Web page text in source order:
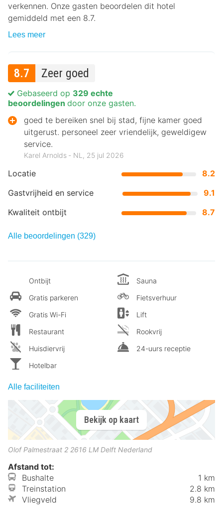
verkennen. Onze gasten beoordelen dit hotel
gemiddeld met een 8.7.
Lees meer
8.7 Zeer goed
Locatie
8.2
Gastvrijheid en service
9.1
Kwaliteit ontbijt
8.7
Gebaseerd op 329 echte
beoordelingen door onze gasten.
goed te bereiken snel bij stad, fijne kamer goed
uitgerust. personeel zeer vriendelijk, geweldigew
service.
Karel Arnolds ‐ NL, 25 jul 2026
Alle beoordelingen (329)
Ontbijt
Gratis parkeren
Gratis Wi-Fi
Restaurant
Huisdiervrij
Hotelbar
Sauna
Fietsverhuur
Lift
Rookvrij
24-uurs receptie
Alle faciliteiten
Bekijk op kaart
Olof Palmestraat 2 2616 LM Delft Nederland
Afstand tot:
Bushalte
1 km
Treinstation
2.8 km
Vliegveld
9.8 km